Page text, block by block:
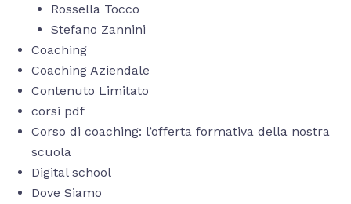
Rossella Tocco
Stefano Zannini
Coaching
Coaching Aziendale
Contenuto Limitato
corsi pdf
Corso di coaching: l’offerta formativa della nostra
scuola
Digital school
Dove Siamo